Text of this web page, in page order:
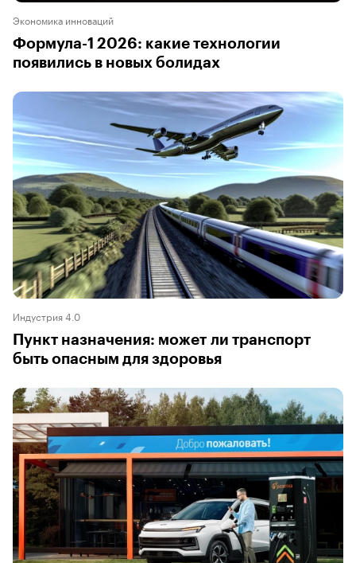
Экономика инноваций
Формула-1 2026: какие технологии
появились в новых болидах
Индустрия 4.0
Пункт назначения: может ли транспорт
быть опасным для здоровья